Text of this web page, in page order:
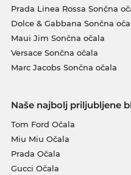
Prada Linea Rossa Sončna
Dolce & Gabbana Sončna
Maui Jim Sončna očala
Versace Sončna očala
Marc Jacobs Sončna očala
Naše najbolj priljubljene
Tom Ford Očala
Miu Miu Očala
Prada Očala
Gucci Očala